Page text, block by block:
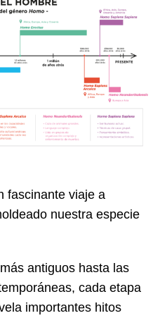
fascinante viaje a
nuestra especie
antiguos hasta las
cada etapa
importantes hitos